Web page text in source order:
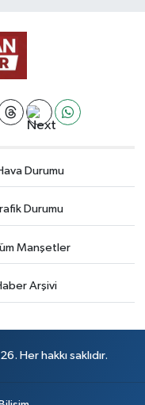
Durumu
Durumu
Manşetler
Arşivi
Her hakkı saklıdır.